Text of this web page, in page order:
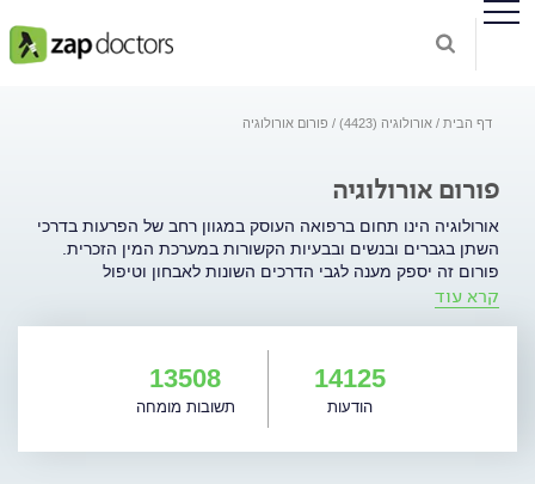
דף הבית אורולוגיה (4423) פורום אורולוגיה
פורום אורולוגיה
אורולוגיה הינו תחום ברפואה העוסק במגוון רחב של הפרעות בדרכי
השתן בגברים ובנשים ובבעיות הקשורות במערכת המין הזכרית.
פורום זה יספק מענה לגבי הדרכים השונות לאבחון וטיפול
בתופעות הקשורות למגוון רחב של בעיות אורולוגיות: אורולוגיה
שפירה של הערמונית והפרעות בהטלת שתן אבנים בדרכי השתן.
בעיות באשכים: ורידים מורחבים (וריקוצל), הצטברות נוזלים ועוד.
נושאים נוספים באורולוגיה: זיהומים בדרכי השתן, מחלות מין ועוד.
קרא עוד
14125
הודעות
13508
תשובות מומחה